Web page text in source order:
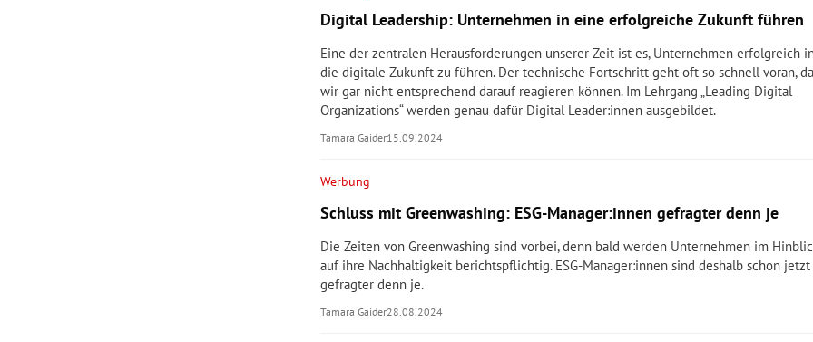
Digital Leadership: Unternehmen in eine erfolgreiche Zukunft führen
Eine der zentralen Herausforderungen unserer Zeit ist es, Unternehmen erfolgreich
die digitale Zukunft zu führen. Der technische Fortschritt geht oft so schnell voran,
wir gar nicht entsprechend darauf reagieren können. Im Lehrgang „Leading Digital
Organizations“ werden genau dafür Digital Leader:innen ausgebildet.
Tamara Gaider15.09.2024
Werbung
Schluss mit Greenwashing: ESG-Manager:innen gefragter denn je
Die Zeiten von Greenwashing sind vorbei, denn bald werden Unternehmen im
auf ihre Nachhaltigkeit berichtspflichtig. ESG-Manager:innen sind deshalb schon jetzt
gefragter denn je.
Tamara Gaider28.08.2024